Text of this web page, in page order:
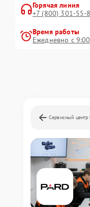
Горячая линия
+7 (800) 301-55-
Время работы
Ежедневно с
Сервисный центр